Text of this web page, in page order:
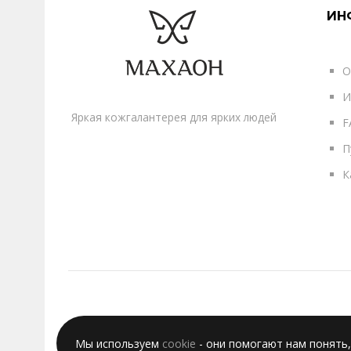
Яркая кожгалантерея для ярких людей
Мы используем cookie - они помогают нам